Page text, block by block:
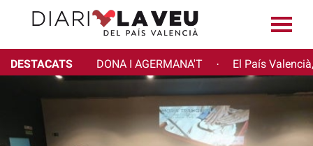
DESTACATS DONA I AGERMANA'T · El País